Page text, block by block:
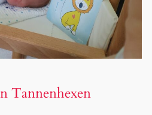
Tannenhexen